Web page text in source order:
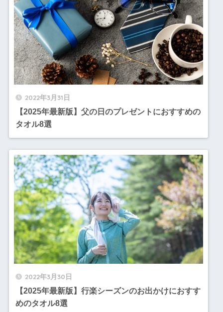
2022年3月31日
【2025年最新版】父の日のプレゼントにおすすめの
タオル8選
2022年3月30日
【2025年最新版】行楽シーズンのお出かけにおすす
めのタオル8選